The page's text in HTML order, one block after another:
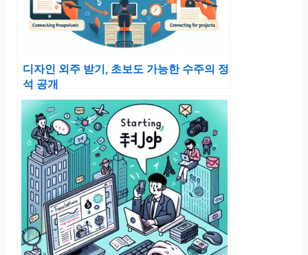
디자인 외주 받기, 초보도 가능한 수주의 정
석 공개